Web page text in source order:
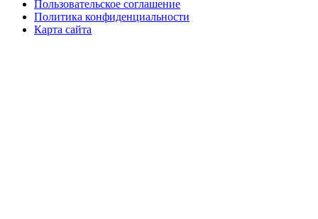
Пользовательское соглашение
Политика конфиденциальности
Карта сайта